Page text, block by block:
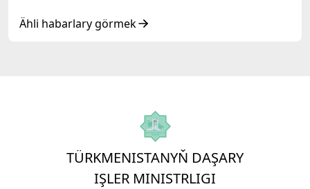
duşuşygyndaky ÇYKYŞY
Ähli habarlary görmek
TÜRKMENISTANYŇ DAŞARY
IŞLER MINISTRLIGI